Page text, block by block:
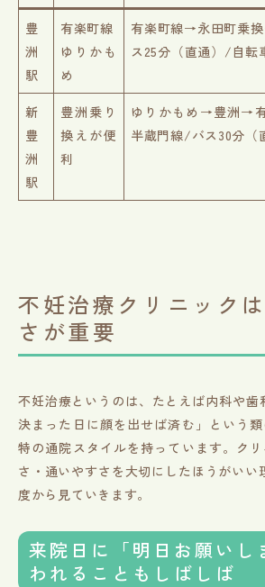
豊
洲
駅
有楽町線
ゆりかも
め
有楽町線→永田町乗
ス25分（直通）/自転
新
豊
洲
駅
豊洲乗り
換えが便
利
ゆりかもめ→豊洲→
半蔵門線/バス30分（
不妊治療クリニック
さが重要
不妊治療というのは、たとえば内科や歯
決まった日に顔を出せば済む」という
特の通院スタイルを持っています。ク
さ・通いやすさを大切にしたほうがいい
度から見ていきます。
来院日に「明日お願いし
われることもしばしば